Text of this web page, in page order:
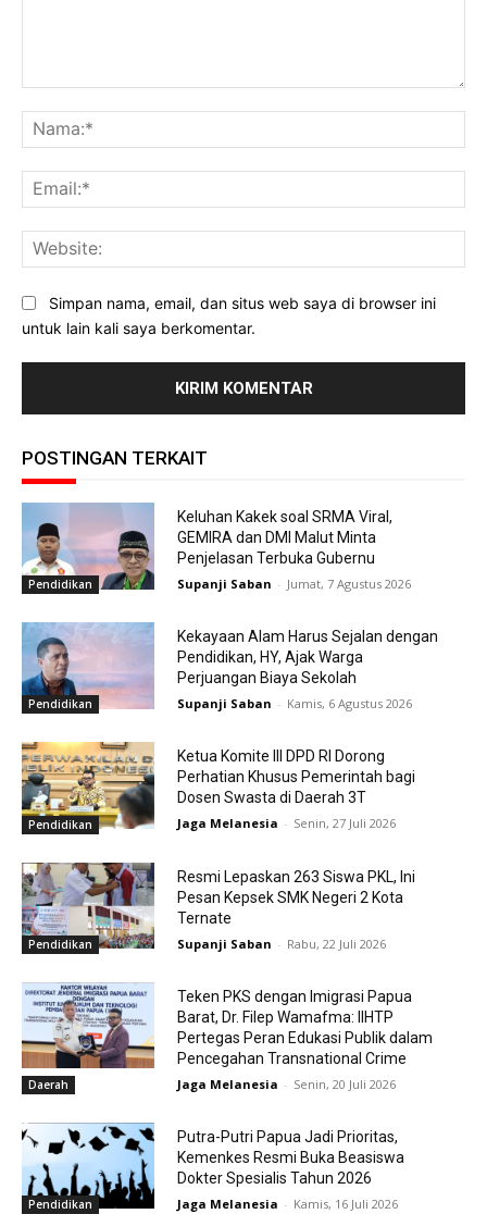
Simpan nama, email, dan situs web saya di browser ini
untuk lain kali saya berkomentar.
POSTINGAN TERKAIT
Pendidikan
Keluhan Kakek soal SRMA Viral,
GEMIRA dan DMI Malut Minta
Penjelasan Terbuka Gubernu
Supanji Saban - Jumat, 7 Agustus 2026
Pendidikan
Kekayaan Alam Harus Sejalan dengan
Pendidikan, HY, Ajak Warga
Perjuangan Biaya Sekolah
Supanji Saban - Kamis, 6 Agustus 2026
Pendidikan
Ketua Komite III DPD RI Dorong
Perhatian Khusus Pemerintah bagi
Dosen Swasta di Daerah 3T
Jaga Melanesia - Senin, 27 Juli 2026
Pendidikan
Resmi Lepaskan 263 Siswa PKL, Ini
Pesan Kepsek SMK Negeri 2 Kota
Ternate
Supanji Saban - Rabu, 22 Juli 2026
Daerah
Teken PKS dengan Imigrasi Papua
Barat, Dr. Filep Wamafma: IIHTP
Pertegas Peran Edukasi Publik dalam
Pencegahan Transnational Crime
Jaga Melanesia - Senin, 20 Juli 2026
Pendidikan
Putra-Putri Papua Jadi Prioritas,
Kemenkes Resmi Buka Beasiswa
Dokter Spesialis Tahun 2026
Jaga Melanesia - Kamis, 16 Juli 2026